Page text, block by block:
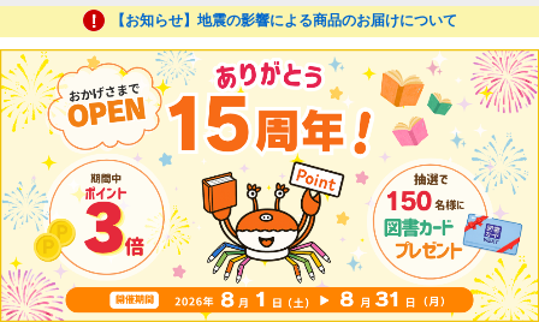
【お知らせ】地震の影響による商品のお届けについて